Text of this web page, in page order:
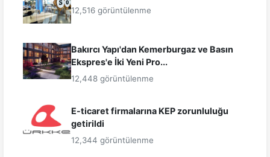
12,516 görüntülenme
Bakırcı Yapı'dan Kemerburgaz ve Basın
Ekspres'e İki Yeni Pro...
12,448 görüntülenme
E-ticaret firmalarına KEP zorunluluğu
getirildi
12,344 görüntülenme